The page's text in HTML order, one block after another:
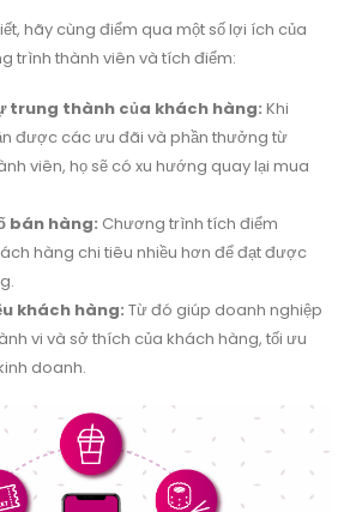
hãy cùng điểm qua một số lợi ích của
trình thành viên và tích điểm:
trung thành của khách hàng: Khi
được các ưu đãi và phần thưởng từ
viên, họ sẽ có xu hướng quay lại mua
bán hàng: Chương trình tích điểm
hàng chi tiêu nhiều hơn để đạt được
khách hàng: Từ đó giúp doanh nghiệp
vi và sở thích của khách hàng, tối ưu
doanh.